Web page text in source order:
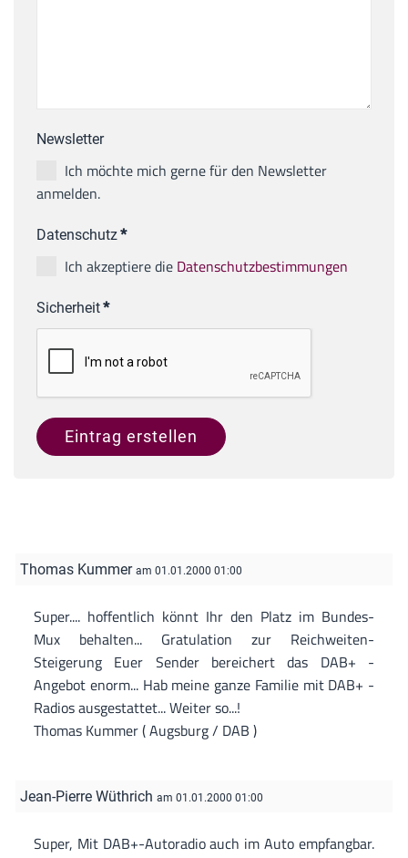
Newsletter
Ich möchte mich gerne für den Newsletter
anmelden.
Datenschutz*
Ich akzeptiere die Datenschutzbestimmungen
Sicherheit*
Eintrag erstellen
Thomas Kummer am 01.01.2000 01:00
Super.... hoffentlich könnt Ihr den Platz im Bundes-
Mux behalten... Gratulation zur Reichweiten-
Steigerung Euer Sender bereichert das DAB+ -
Angebot enorm... Hab meine ganze Familie mit DAB+ -
Radios ausgestattet... Weiter so...!
Thomas Kummer ( Augsburg / DAB )
Jean-Pierre Wüthrich am 01.01.2000 01:00
Super, Mit DAB+-Autoradio auch im Auto empfangbar.